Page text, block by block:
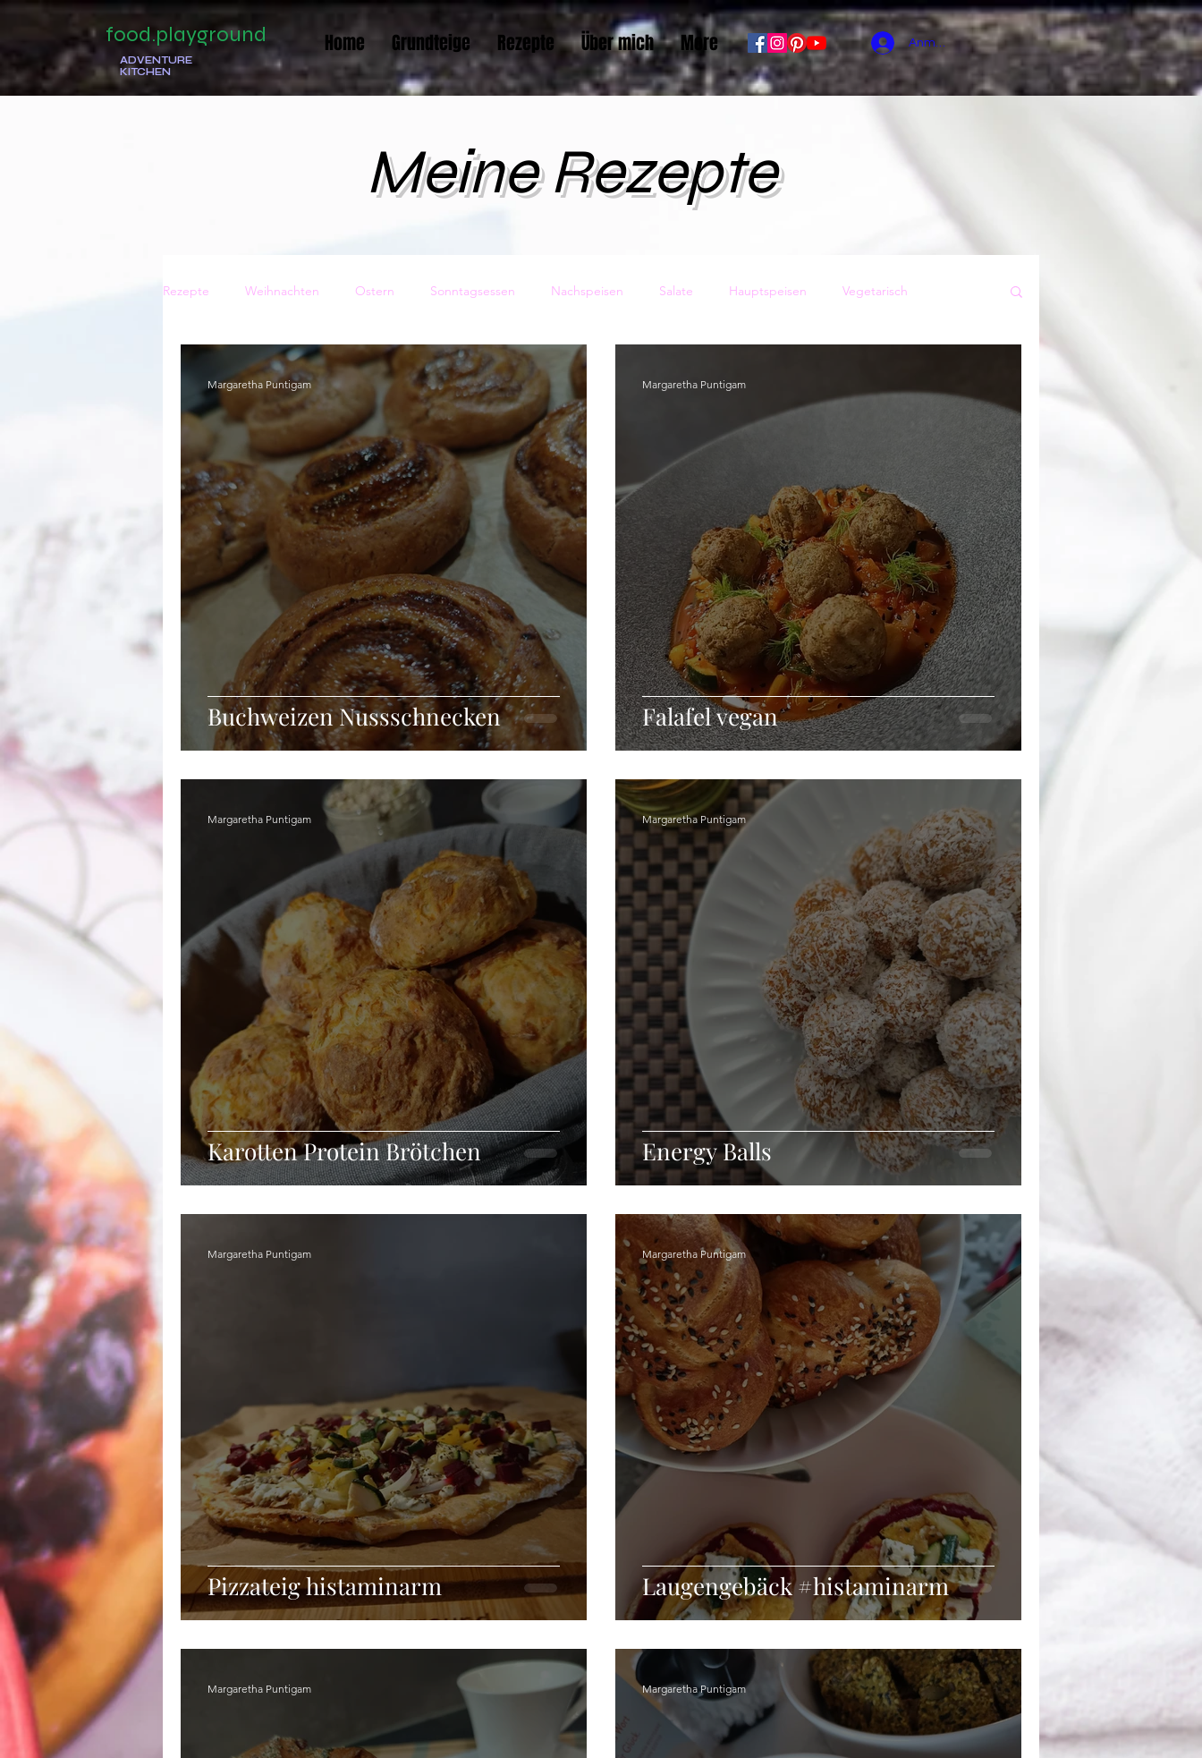
food.playground
ADVENTURE
KITCHEN
Home Grundteige Rezepte Über mich More Anmelden
Meine Rezepte
Rezepte Weihnachten Ostern Sonntagsessen Nachspeisen Salate Hauptspeisen Vegetarisch
Traditionell Italienisch Gesundheit Vorspeisen Backwaren
Winter Getränke Fleischgerichte Aufstriche
Frühstück Vorspeisen Zuckerarm Glutenfrei
Buchweizen Nussschnecken
Margaretha Puntigam
Falafel vegan
Margaretha Puntigam
Karotten Protein Brötchen
Margaretha Puntigam
Energy Balls
Margaretha Puntigam
Pizzateig histaminarm
Margaretha Puntigam
Laugengebäck #histaminarm
Margaretha Puntigam
Margaretha Puntigam Margaretha Puntigam